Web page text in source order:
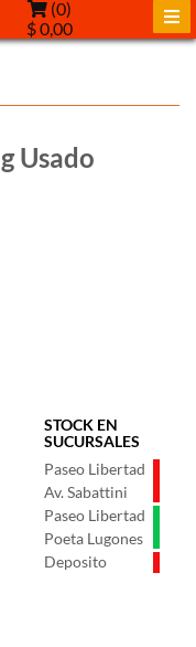
(0)
$ 0,00
Usado
STOCK EN
SUCURSALES
Paseo Libertad
Av. Sabattini
Paseo Libertad
Poeta Lugones
Deposito